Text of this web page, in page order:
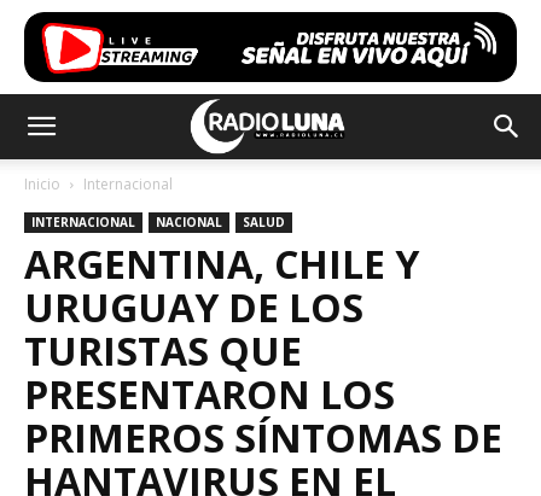
Inicio Internacional
INTERNACIONAL NACIONAL SALUD
ARGENTINA, CHILE Y
URUGUAY DE LOS
TURISTAS QUE
PRESENTARON LOS
PRIMEROS SÍNTOMAS DE
HANTAVIRUS EN EL